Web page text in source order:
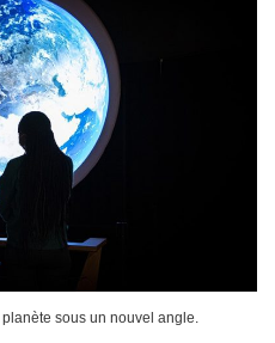
sous un nouvel angle.